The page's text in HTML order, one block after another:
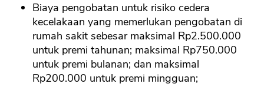
Biaya pengobatan untuk risiko cedera
kecelakaan yang memerlukan pengobatan di
rumah sakit sebesar maksimal Rp2.500.000
untuk premi tahunan; maksimal Rp750.000
untuk premi bulanan; dan maksimal
Rp200.000 untuk premi mingguan;